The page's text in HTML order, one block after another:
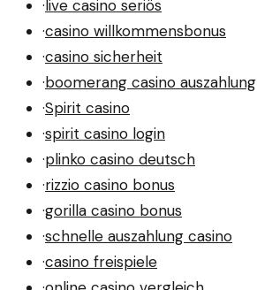
· live casino seriös
·casino willkommensbonus
·casino sicherheit
·boomerang casino auszahlung
·Spirit casino
·spirit casino login
·plinko casino deutsch
·rizzio casino bonus
·gorilla casino bonus
·schnelle auszahlung casino
·casino freispiele